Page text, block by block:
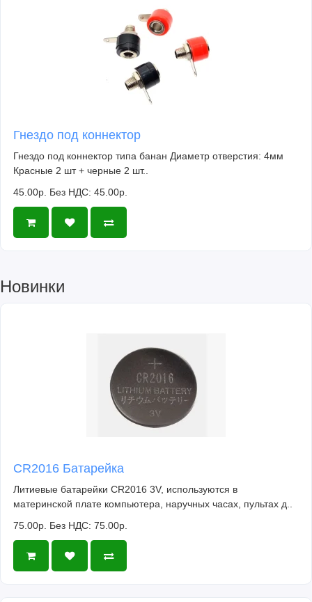
Гнездо под коннектор
Гнездо под коннектор типа банан Диаметр отверстия: 4мм
Красные 2 шт + черные 2 шт..
45.00р. Без НДС: 45.00р.
Новинки
CR2016 Батарейка
Литиевые батарейки CR2016 3V, используются в
материнской плате компьютера, наручных часах, пультах д..
75.00р. Без НДС: 75.00р.